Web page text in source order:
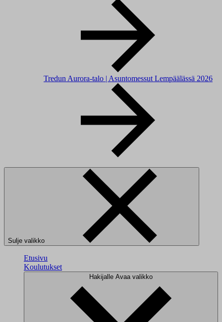
Tredun Aurora-talo | Asuntomessut Lempäälässä 2026
Sulje valikko
Etusivu
Koulutukset
Hakijalle Avaa valikko